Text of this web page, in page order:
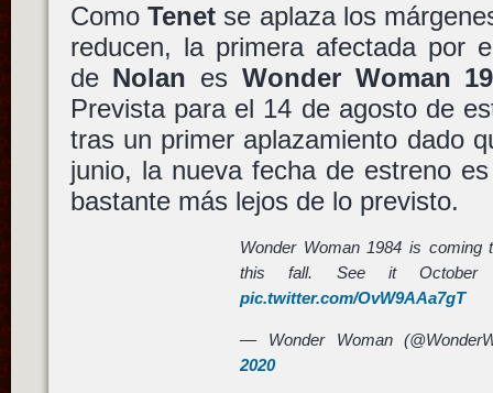
Como Tenetse aplaza los
reducen, la primera afectada por
de Nolan es Wonder Woman
Prevista para el 14 de agosto de
tras un primer aplazamiento dado
junio, la nueva fecha de estreno
bastante más lejos de lo previsto.
Wonder Woman 1984 is coming
this fall. See it
pic.twitter.com/OvW9AAa7gT
— Wonder Woman
2020